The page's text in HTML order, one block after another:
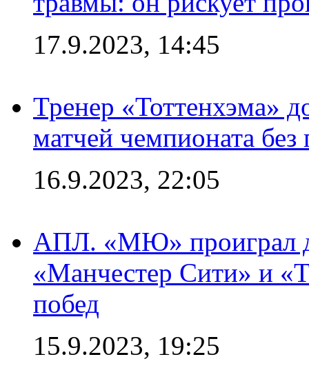
17.9.2023, 14:45
Тренер «Тоттенхэма»
матчей чемпионата
16.9.2023, 22:05
АПЛ. «МЮ» проиграл
«Манчестер Сити» и
побед
15.9.2023, 19:25